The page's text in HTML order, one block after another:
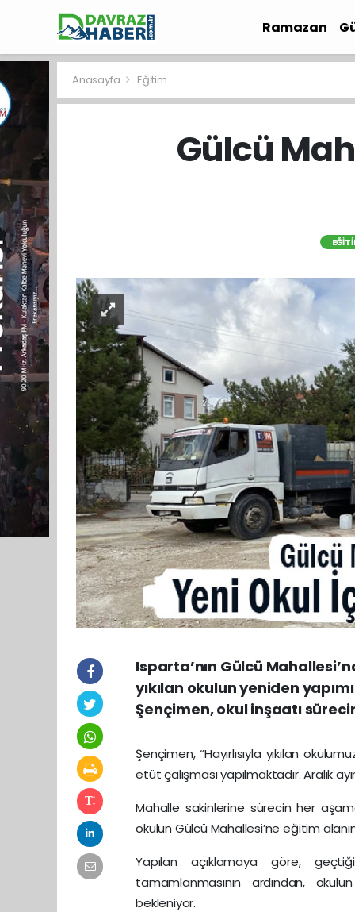
Ramazan
Anasayfa Eğitim
Gülcü
Isparta’nın Gülcü
yıkılan okulun yeniden
Şençimen, okul inşaatı
Şençimen, “Hayırlısıyla yıkılan
etüt çalışması yapılmaktadır. Aralık
Mahalle sakinlerine sürecin her
okulun Gülcü Mahallesi’ne eğitim
Yapılan açıklamaya göre,
tamamlanmasının ardından,
bekleniyor.